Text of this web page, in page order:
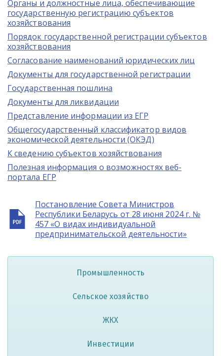
Органы и должностные лица, обеспечивающие
государственную регистрацию субъектов
хозяйствования
Порядок государственной регистрации субъектов
хозяйствования
Согласование наименований юридических лиц
Документы для государственной регистрации
Государственная пошлина
Документы для ликвидации
Представление информации из ЕГР
Общегосударственный классификатор видов
экономической деятельности (ОКЭД)
К сведению субъектов хозяйствования
Полезная информация о возможностях веб-
портала ЕГР
Постановление Совета Министров
Республики Беларусь от 28 июня 2024 г. №
457 «О видах индивидуальной
предпринимательской деятельности»
Промышленность
Сельское хозяйство
ЖКХ
Инвестиции